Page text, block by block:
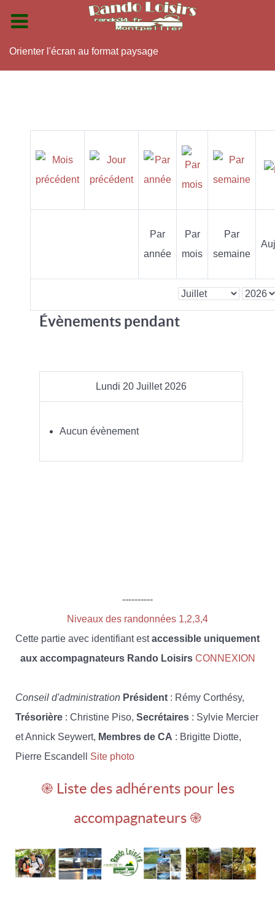
Orienter l'écran au format paysage
Par
année
Par
mois
Par
semaine
Évènements pendant
Lundi 20 Juillet 2026
Aucun évènement
----------
Niveaux des randonnées 1,2,3,4
Cette partie avec identifiant estaccessible uniquement
aux accompagnateurs Rando Loisirs CONNEXION
Conseil d'administration Président : Rémy Corthésy,
Trésorière : Christine Piso, Secrétaires : Sylvie Mercier
et Annick Seywert, Membres de CA : Brigitte Diotte,
Pierre Escandell Site photo
֎ Liste des adhérents pour les
accompagnateurs ֎